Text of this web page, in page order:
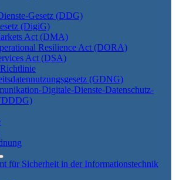
Gesetz (DDG)
(DigiG)
Act (DMA)
Resilience Act (DORA)
Act (DSA)
(GDNG)
Digitale-Dienste-Datenschutz-
für Sicherheit in der Informationstechnik